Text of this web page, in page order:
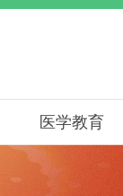
医学教育